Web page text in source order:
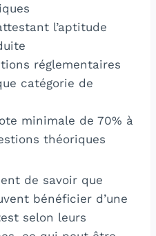
l’aptitude
réglementaires
catégorie de
minimale de 70% à
théoriques
de savoir que
bénéficier d’une
selon leurs